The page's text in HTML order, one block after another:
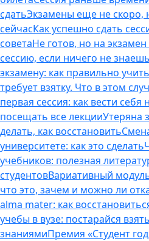
сдатьЭкзамены еще не скоро,
сейчасКак успешно сдать
советаНе готов, но на
сессию, если ничего не знаешь
экзамену: как правильно
требует взятку. Что в этом
первая сессия: как вести себя
посещать все лекцииУтеряна
делать, как восстановить
университете: как это сделать
учебников: полезная
студентовВариативный
что это, зачем и можно ли
alma mater: как
учебы в вузе: постарайся
знаниямиПремия «Студент